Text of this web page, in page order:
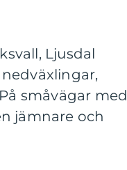
Ljusdal
småvägar med
jämnare och